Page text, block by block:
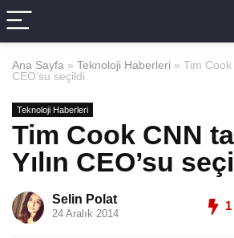
Ana Sayfa » Teknoloji Haberleri » Tim Cook
CEO’su seçildi
Teknoloji Haberleri
Tim Cook CNN
Yılın CEO’su
Selin Polat
24 Aralık 2014
1